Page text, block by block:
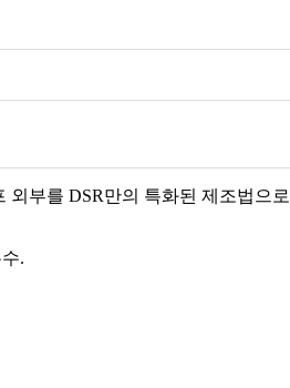
부를 DSR만의 특화된 제조법으
.